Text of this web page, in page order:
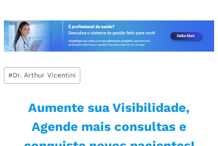
Tags
do
#Dr. Arthur Vicentini
Aumente sua Visibilidade,
Agende mais consultas e